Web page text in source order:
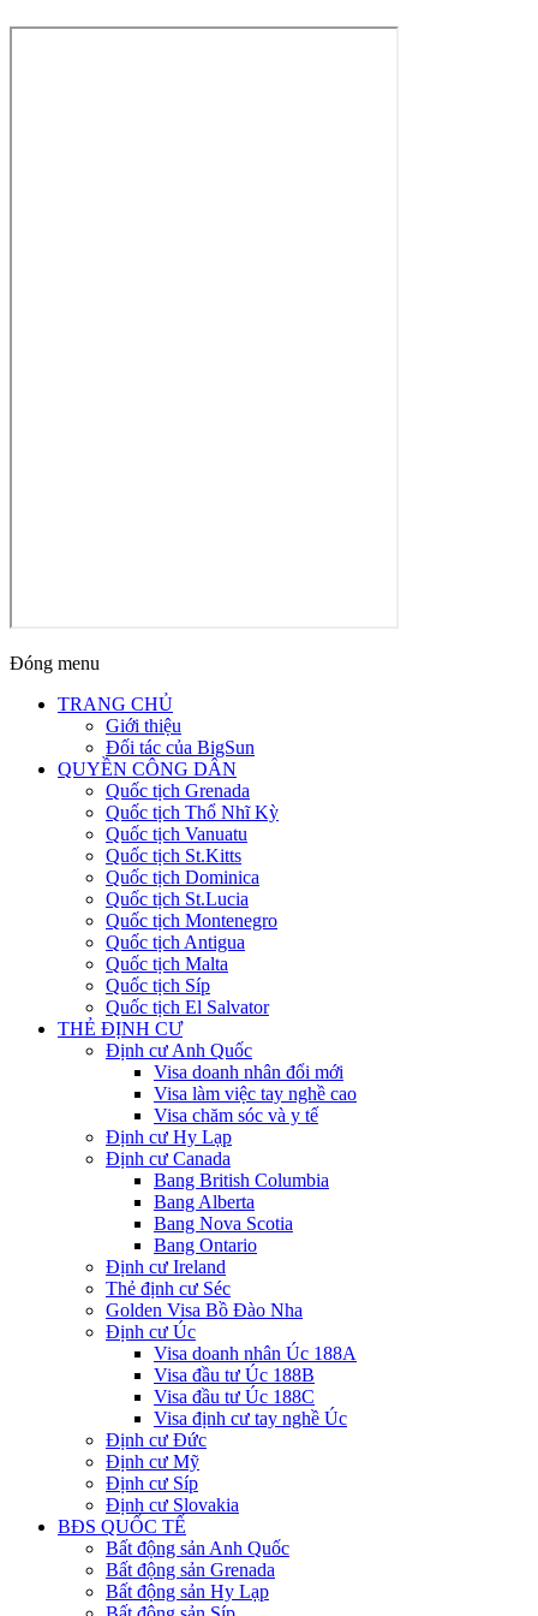
Đóng menu
TRANG CHỦ
Giới thiệu
Đối tác của BigSun
QUYỀN CÔNG DÂN
Quốc tịch Grenada
Quốc tịch Thổ Nhĩ Kỳ
Quốc tịch Vanuatu
Quốc tịch St.Kitts
Quốc tịch Dominica
Quốc tịch St.Lucia
Quốc tịch Montenegro
Quốc tịch Antigua
Quốc tịch Malta
Quốc tịch Síp
Quốc tịch El Salvator
THẺ ĐỊNH CƯ
Định cư Anh Quốc
Visa doanh nhân đổi mới
Visa làm việc tay nghề cao
Visa chăm sóc và y tế
Định cư Hy Lạp
Định cư Canada
Bang British Columbia
Bang Alberta
Bang Nova Scotia
Bang Ontario
Định cư Ireland
Thẻ định cư Séc
Golden Visa Bồ Đào Nha
Định cư Úc
Visa doanh nhân Úc 188A
Visa đầu tư Úc 188B
Visa đầu tư Úc 188C
Visa định cư tay nghề Úc
Định cư Đức
Định cư Mỹ
Định cư Síp
Định cư Slovakia
BĐS QUỐC TẾ
Bất động sản Anh Quốc
Bất động sản Grenada
Bất động sản Hy Lạp